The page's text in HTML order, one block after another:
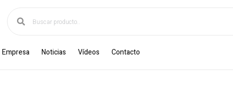
Empresa Noticias Vídeos Contacto